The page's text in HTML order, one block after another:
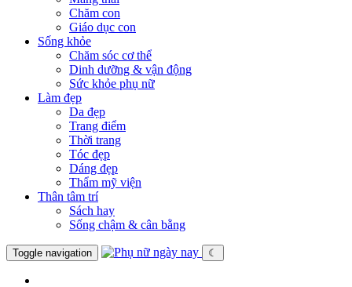
Chăm con
Giáo dục con
Sống khỏe
Chăm sóc cơ thể
Dinh dưỡng & vận động
Sức khỏe phụ nữ
Làm đẹp
Da đẹp
Trang điểm
Thời trang
Tóc đẹp
Dáng đẹp
Thẩm mỹ viện
Thân tâm trí
Sách hay
Sống chậm & cân bằng
Toggle navigation ☾